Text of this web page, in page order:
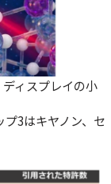
ィスプレイの小
3はキヤノン、セ